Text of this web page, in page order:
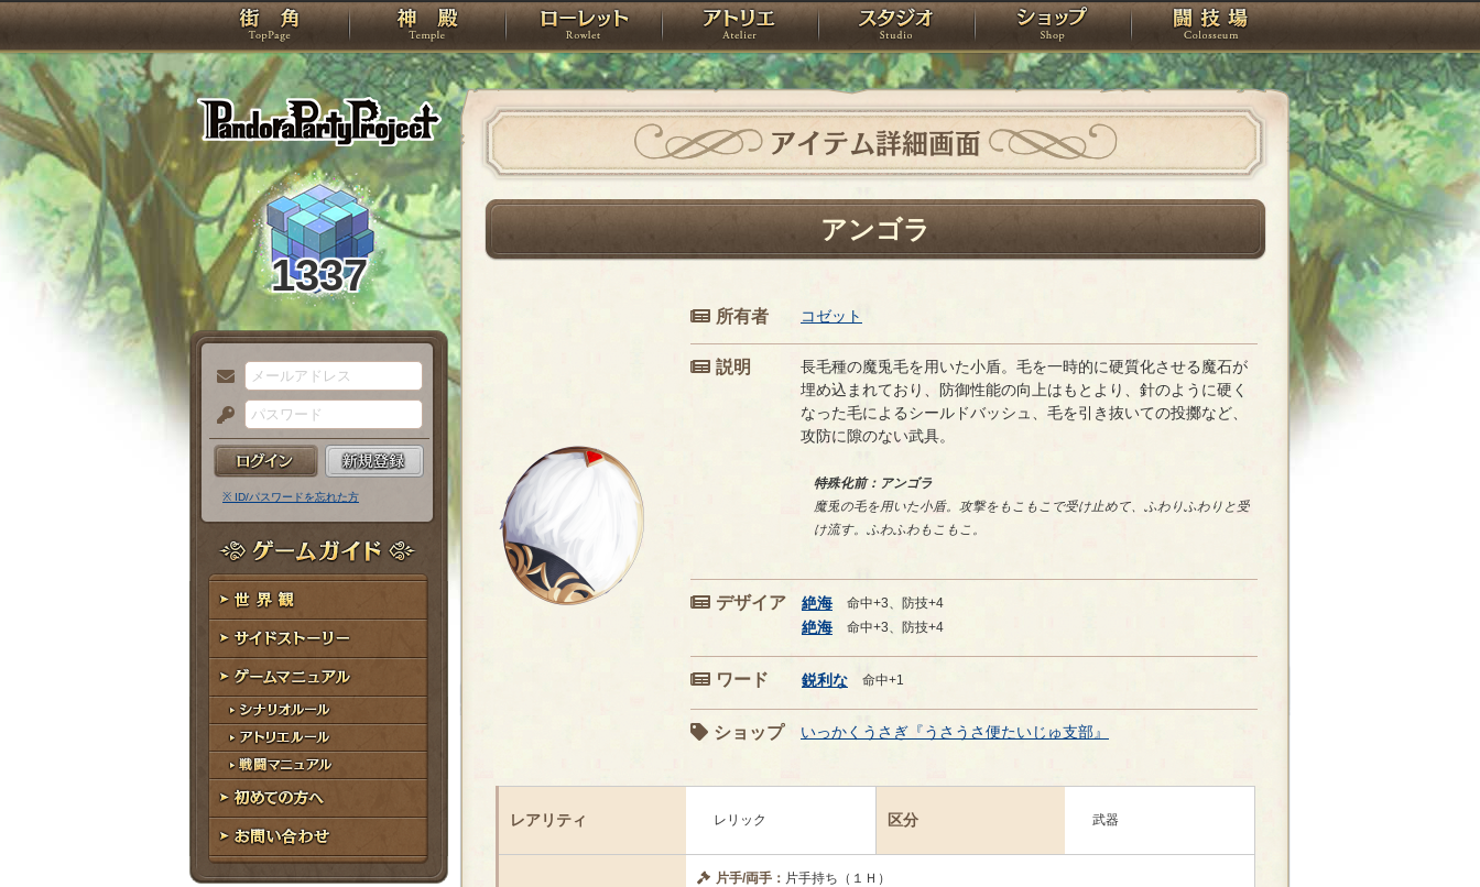
PandoraPartyProject
TOP 神殿 ローレット アトリエ スタジオ ショップ 闘技場
1337
メ
ー
ル
ア
ド
レ
ス
パ
ス
ー
ド
※ ID/パスワードを忘れた方
ゲームガイド
世界観
サイドストーリー
ゲームマニュアル
シナリオルール
アトリエルール
戦闘マニュアル
初めての方へ
お問い合わせ
アイテム詳細画面
アンゴラ
所有者 コゼット
説明
長毛種の魔兎毛を用いた小盾。毛を一時的に硬質化させる魔石が
埋め込まれており、防御性能の向上はもとより、針のように硬く
なった毛によるシールドバッシュ、毛を引き抜いての投擲など、
攻防に隙のない武具。
特殊化前：アンゴラ
魔兎の毛を用いた小盾。攻撃をもこもこで受け止めて、ふわりふわりと受
け流す。ふわふわもこもこ。
デザイア 絶海 命中+3、防技+4
絶海 命中+3、防技+4
ワード 鋭利な 命中+1
ショップ いっかくうさぎ『うさうさ便たいじゅ支部』
レアリティ レリック 区分 武器
片手/両手： 片手持ち（１Ｈ）